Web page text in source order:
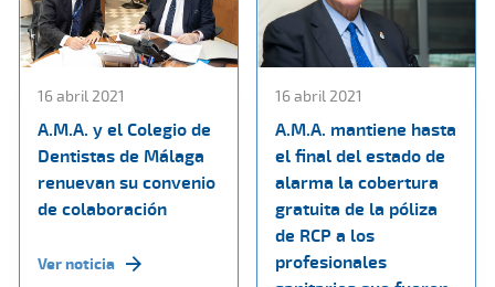
16 abril 2021
A.M.A. y el Colegio de
Dentistas de Málaga
renuevan su convenio
de colaboración
Ver noticia
16 abril 2021
A.M.A. mantiene hasta
el final del estado de
alarma la cobertura
gratuita de la póliza
de RCP a los
profesionales